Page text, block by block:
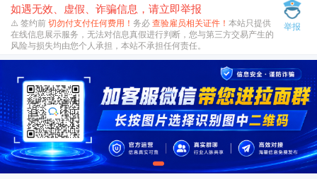
如遇无效、虚假、诈骗信息，请立即举报
⚠️ 签约前切勿付支付任何费用！ 务必查验雇员相关证件！ 本站只提供
在线信息展示服务，无法对信息真假进行判断，您与第三方交易产生的
风险与损失均由您个人承担，本站不承担任何责任。
举报